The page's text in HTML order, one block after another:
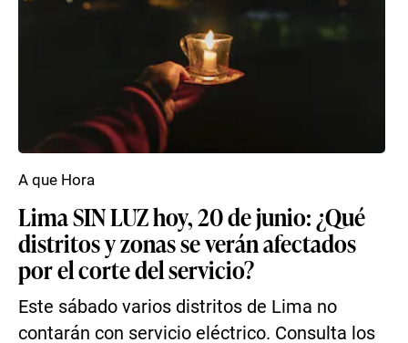
Lima SIN LUZ hoy, 20 de junio: ¿Qué
distritos y zonas se verán afectados
por el corte del servicio?
Este sábado varios distritos de Lima no
contarán con servicio eléctrico. Consulta los
A que Hora